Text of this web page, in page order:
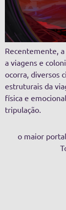
Recentemente,
a viagens e
ocorra, diversos
estruturais da
física e
tripulação.
o maior